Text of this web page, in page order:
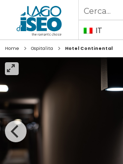
Search
for:
IT
Home > Ospitalita > Hotel Continental